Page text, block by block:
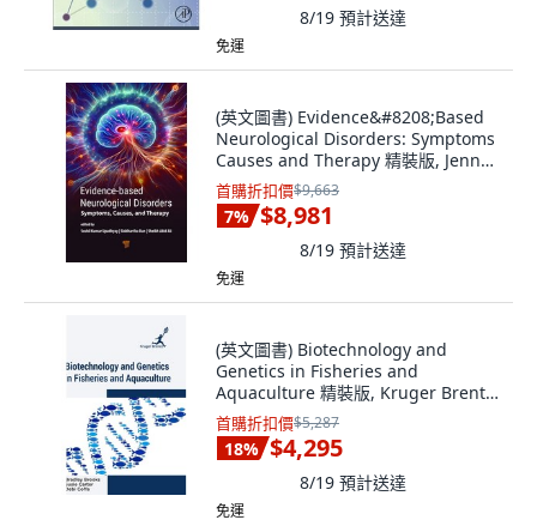
8/19 預計送達
免運
(英文圖書) Evidence&#8208;Based
Neurological Disorders: Symptoms
Causes and Therapy 精裝版, Jenny
Stanford Publishing, 英文
首購折扣價$9,663
7% $8,981
8/19 預計送達
免運
(英文圖書) Biotechnology and
Genetics in Fisheries and
Aquaculture 精裝版, Kruger Brentt
Publisher Uk...., 英文
首購折扣價$5,287
18% $4,295
8/19 預計送達
免運